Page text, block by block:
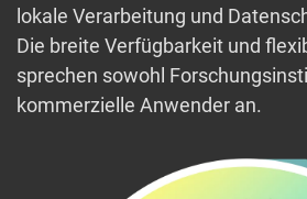
lokale Verarbeitung und
Die breite Verfügbarkeit und
sprechen sowohl
kommerzielle Anwender an.